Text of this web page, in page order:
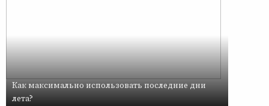
Как максимально использовать последние дни
лета?